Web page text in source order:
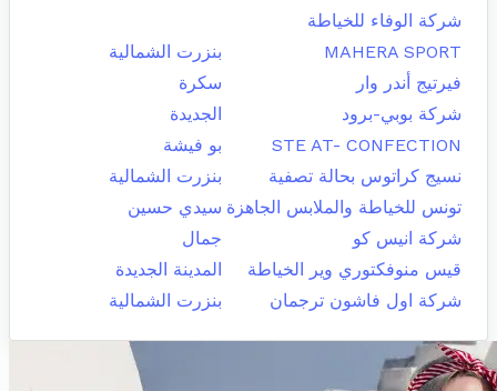
شركة الوفاء للخياطة
MAHERA SPORT
بنزرت الشمالية
فيرتيج أندر وار
سكرة
شركة بوبي-برود
الجديدة
STE AT- CONFECTION
بو فيشة
نسيج كراتوس بحالة تصفية
بنزرت الشمالية
تونس للخياطة والملابس الجاهزة سيدي حسين
شركة انيس كو
جمال
قيس منوفكتوري وير الخياطة
المدينة الجديدة
شركة اول فاشون ترجمان
بنزرت الشمالية